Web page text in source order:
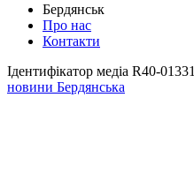
Бердянськ
Про нас
Контакти
Ідентифікатор медіа R40-01331
новини Бердянська